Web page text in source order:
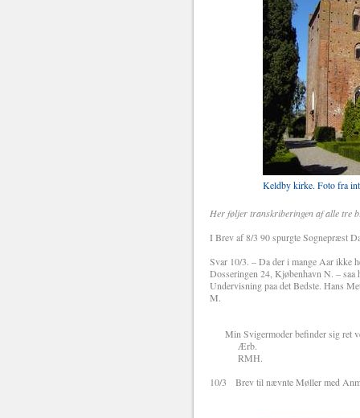
Keldby kirke. Foto fra
Her føljer transkriberingen af alle tre
I Brev af 8/3 90 spurgte Sognepræst
Svar 10/3. – Da der i mange Aar ikke
Dosseringen 24, Kjøbenhavn N. – saa
Undervisning paa det Bedste. Hans
M.
Min Svigermoder befinder sig ret
Ærb.
RMH.
10/3 Brev til nævnte Møller med